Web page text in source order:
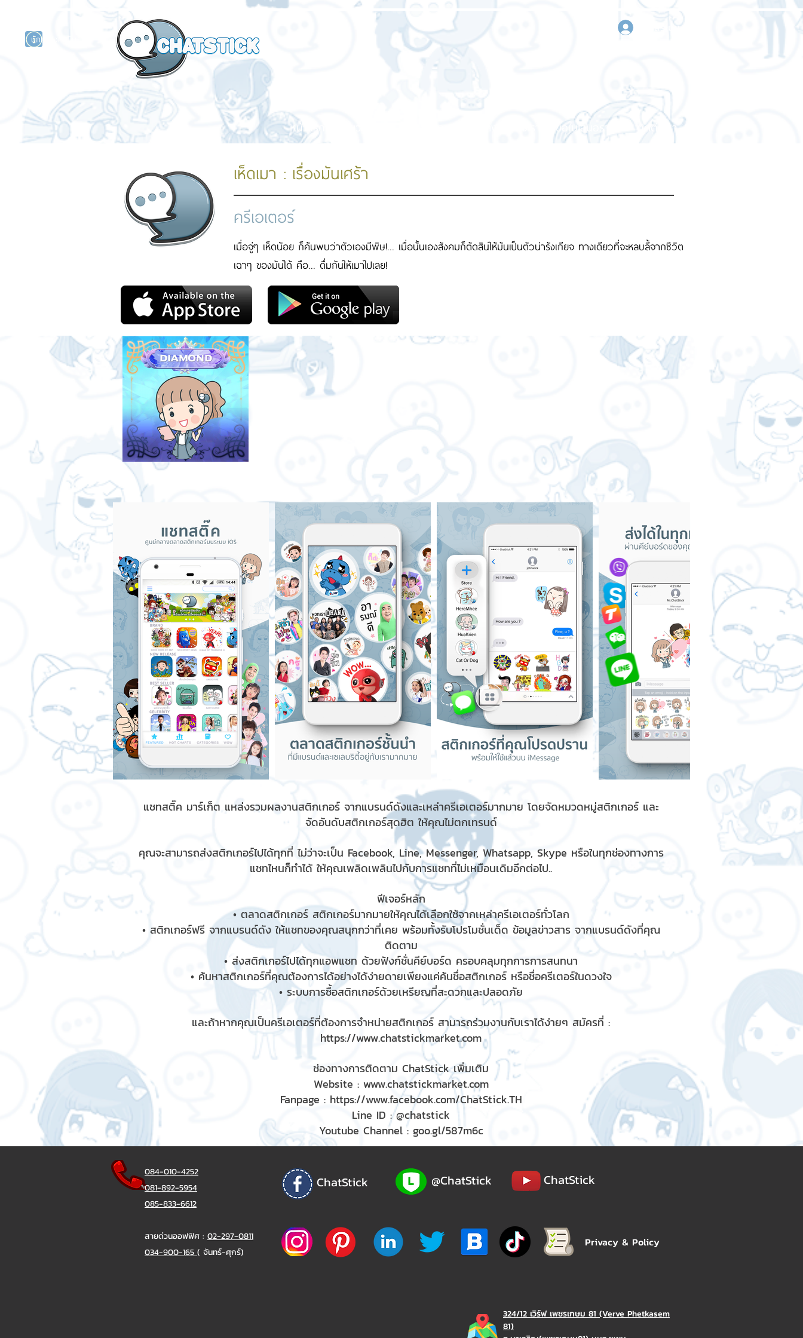
นักแสดงศิลปิน
เข้าสู่ระบบ
หน้าแรก ขอใบเสนอราคา ติดต่อเรา
เห็ดเมา : เรื่องมันเศร้า
ครีเอเตอร์
เมื่อจู่ๆ เห็ดน้อย ก็ค้นพบว่าตัวเองมีพิษ!... เมื่อนั้นเองสังคมก็ตัดสินให้มันเป็นตัวน่ารังเกียจ ทางเดียวที่จะหลบลี้จากชีวิต
เฉาๆ ของมันได้ คือ... ดื่มกันให้เมาไปเลย!
แชทสติ๊ค มาร์เก็ต แหล่งรวมผลงานสติกเกอร์ จากแบรนด์ดังและเหล่าครีเอเตอร์มากมาย โดยจัดหมวดหมู่สติกเกอร์ และ
จัดอันดับสติกเกอร์สุดฮิต ให้คุณไม่ตกเทรนด์
คุณจะสามารถส่งสติกเกอร์ไปได้ทุกที่ ไม่ว่าจะเป็น Facebook, Line, Messenger, Whatsapp, Skype หรือในทุกช่องทางการ
แชทไหนก็ทำได้ ให้คุณเพลิดเพลินไปกับการแชทที่ไม่เหมือนเดิมอีกต่อไป..
ฟีเจอร์หลัก
• ตลาดสติกเกอร์ สติกเกอร์มากมายให้คุณได้เลือกใช้จากเหล่าครีเอเตอร์ทั่วโลก
• สติกเกอร์ฟรี จากแบรนด์ดัง ให้แชทของคุณสนุกกว่าที่เคย พร้อมทั้งรับโปรโมชั่นเด็ด ข้อมูลข่าวสาร จากแบรนด์ดังที่คุณ
ติดตาม
• ส่งสติกเกอร์ไปได้ทุกแอพแชท ด้วยฟังก์ชั่นคีย์บอร์ด ครอบคลุมทุกการการสนทนา
• ค้นหาสติกเกอร์ที่คุณต้องการได้อย่างได้ง่ายดายเพียงแค่ค้นชื่อสติกเกอร์ หรือชื่อครีเตอร์ในดวงใจ
• ระบบการซื้อสติกเกอร์ด้วยเหรียญที่สะดวกและปลอดภัย
และถ้าหากคุณเป็นครีเอเตอร์ที่ต้องการจำหน่ายสติกเกอร์ สามารถร่วมงานกับเราได้ง่ายๆ สมัครที่ :
https://www.chatstickmarket.com
ช่องทางการติดตาม ChatStick เพิ่มเติม
Website : www.chatstickmarket.com
Fanpage : https://www.facebook.com/ChatStick.TH
Line ID : @chatstick
Youtube Channel : goo.gl/587m6c
084-010-4252
081-892-5954
085-833-6612
สายด่วนออฟฟิศ : 02-297-0811
034-900-165 ( จันทร์-ศุกร์)
ChatStick @ChatStick ChatStick
Privacy & Policy
324/12 เวิร์ฟ เพชรเกษม 81 (Verve Phetkasem
81)